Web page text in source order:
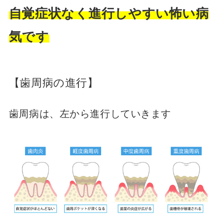
自覚症状なく進行しやすい怖い病
気です
【歯周病の進行】
歯周病は、左から進行していきます